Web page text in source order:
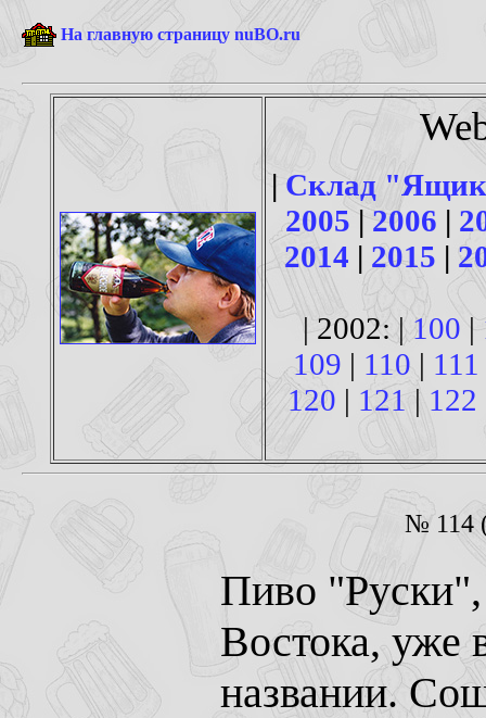
На главную страницу nuBO.ru
| Склад
2005|2006 |
2014 | 2015 |
| 2002: | 100 |
109 | 110| 111
120 | 121 | 122
№ 114
Пиво "Руски",
Востока, уже
названии.